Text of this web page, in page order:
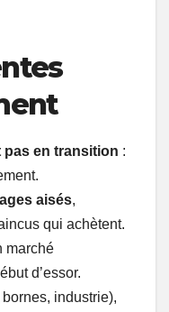
pas en transition :
aisés,
qui achètent.
marché
d’essor.
industrie),